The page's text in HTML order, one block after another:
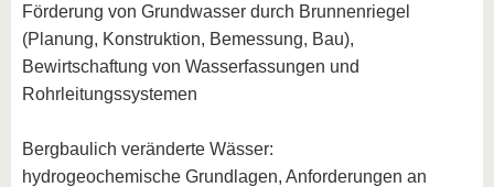
Förderung von Grundwasser durch Brunnenriegel
(Planung, Konstruktion, Bemessung, Bau),
Bewirtschaftung von Wasserfassungen und
Rohrleitungssystemen
Bergbaulich veränderte Wässer:
hydrogeochemische Grundlagen, Anforderungen an